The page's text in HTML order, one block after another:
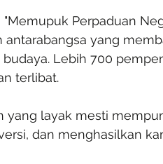
"Memupuk Perpaduan
antarabangsa yang
Lebih 700
terlibat.
yang layak mesti
dan menghasilkan